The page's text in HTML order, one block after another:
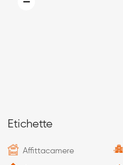
Etichette
Affittacamere